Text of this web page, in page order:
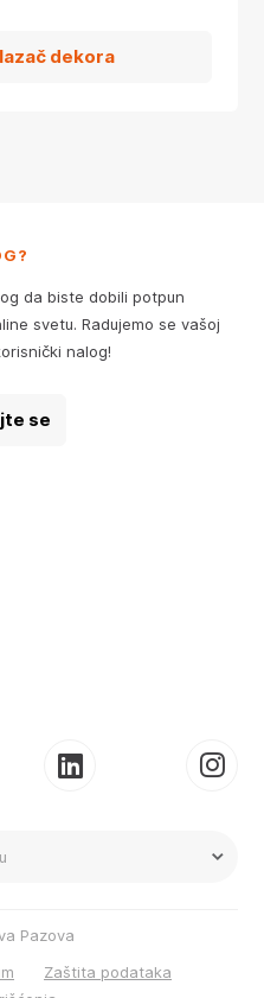
dekora
da biste dobili potpun
svetu. Radujemo se vašoj
nalog!
se
Pazova
Zaštita podataka